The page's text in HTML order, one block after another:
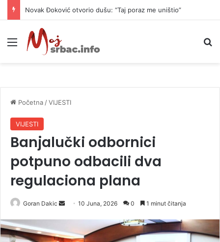
Novak Đoković otvorio dušu: “Taj poraz me uništio”
Meni
Početna /VIJESTI
VIJESTI
Banjalučki odbornici
potpuno odbacili dva
regulaciona plana
Goran Dakic
d
10 Juna, 2026 0 1 minut čitanja